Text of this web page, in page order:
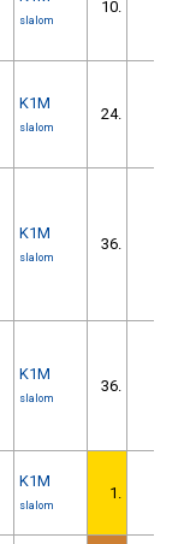
slalom
10.
K1M
slalom
24.
K1M
slalom
36.
K1M
slalom
36.
K1M
slalom
1.